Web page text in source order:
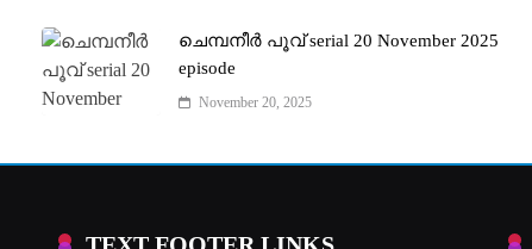
ചെമ്പനീർ പൂവ് serial 20 November 2025
episode
November 20, 2025